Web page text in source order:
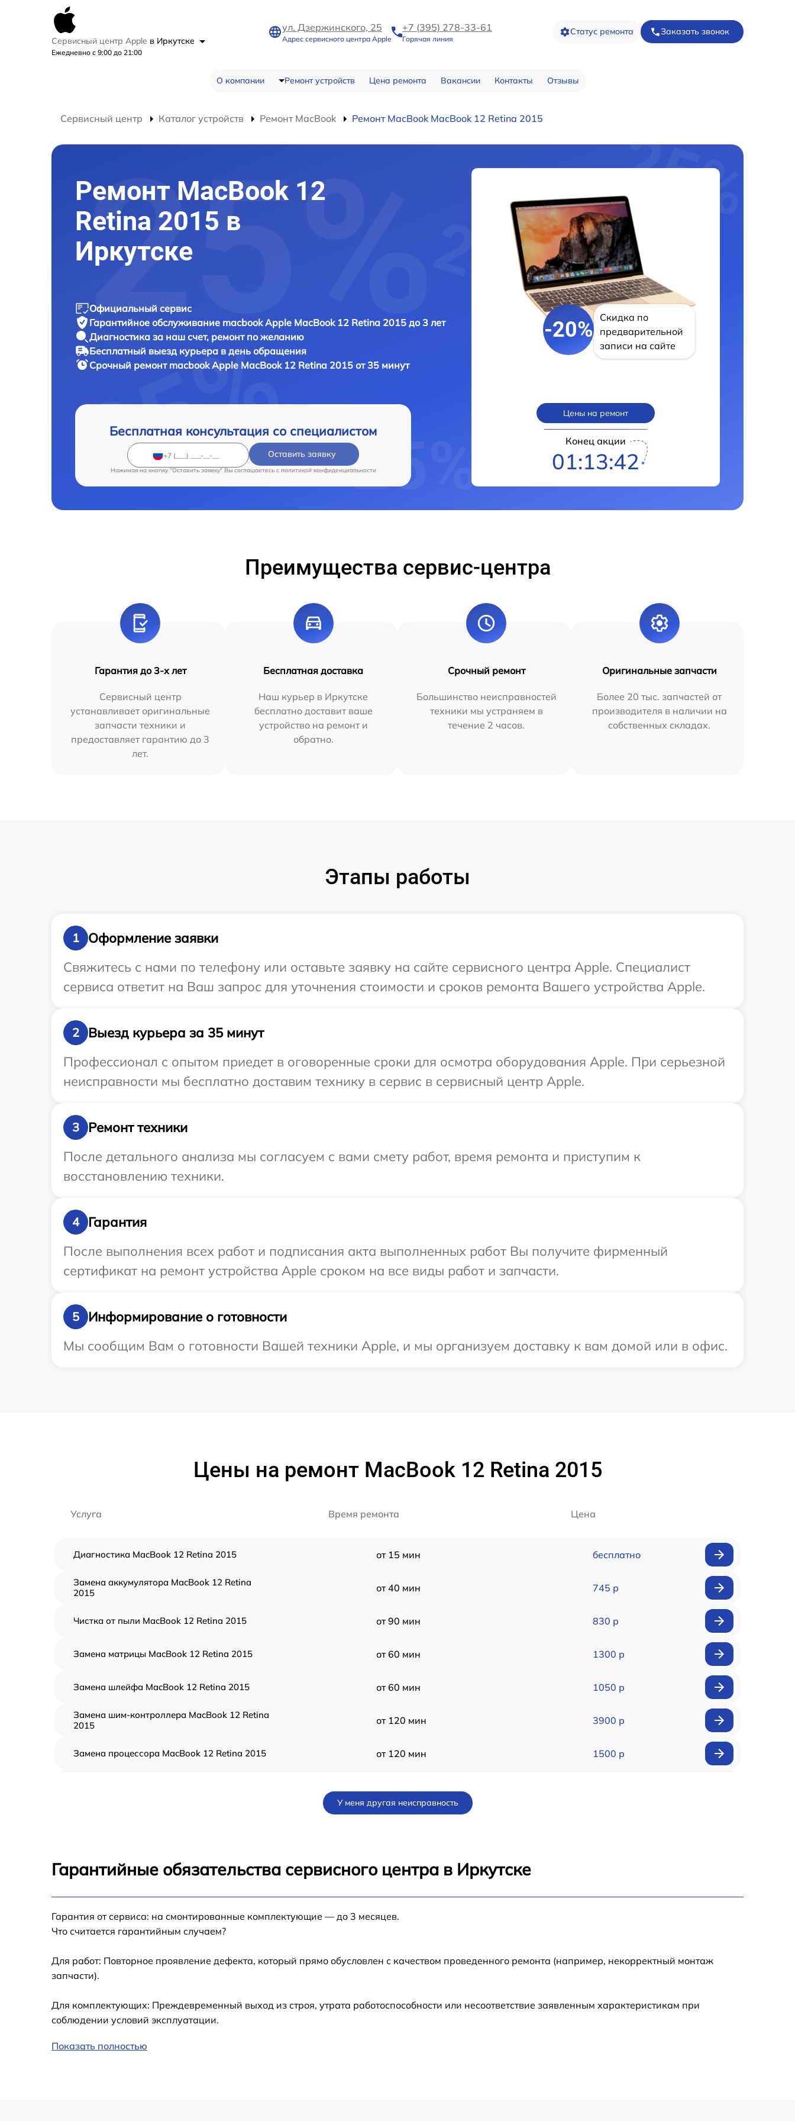
Сервисный центр Apple в Иркутске
Ежедневно с 9:00 до 21:00
ул. Дзержинского, 25
Адрес сервисного центра Apple
+7 (395) 278-33-61
Горячая линия
Статус ремонта Заказать звонок
О компании Ремонт устройств Цена ремонта Вакансии Контакты Отзывы
Сервисный центр Каталог устройств Ремонт MacBook Ремонт MacBook MacBook 12 Retina 2015
Ремонт MacBook 12
Retina 2015 в
Иркутске
Официальный сервис
Гарантийное обслуживание macbook Apple MacBook 12 Retina 2015 до 3 лет
Диагностика за наш счет, ремонт по желанию
Бесплатный выезд курьера в день обращения
Срочный ремонт macbook Apple MacBook 12 Retina 2015 от 35 минут
Бесплатная консультация со специалистом
Оставить заявку
Нажимая на кнопку "Оставить заявку" Вы соглашаетесь c политикой конфиденциальности
-20%
Скидка по
предварительной
записи на сайте
Цены на ремонт
Конец акции
01:13:41
Преимущества сервис-центра
Гарантия до 3-х лет
Сервисный центр
устанавливает оригинальные
запчасти техники и
предоставляет гарантию до 3
лет.
Бесплатная доставка
Наш курьер в Иркутске
бесплатно доставит ваше
устройство на ремонт и
обратно.
Срочный ремонт
Большинство неисправностей
техники мы устраняем в
течение 2 часов.
Оригинальные запчасти
Более 20 тыс. запчастей от
производителя в наличии на
собственных складах.
Этапы работы
1
Оформление заявки
Свяжитесь с нами по телефону или оставьте заявку на сайте сервисного центра Apple. Специалист
сервиса ответит на Ваш запрос для уточнения стоимости и сроков ремонта Вашего устройства Apple.
2
Выезд курьера за 35 минут
Профессионал с опытом приедет в оговоренные сроки для осмотра оборудования Apple. При серьезной
неисправности мы бесплатно доставим технику в сервис в сервисный центр Apple.
3
Ремонт техники
После детального анализа мы согласуем с вами смету работ, время ремонта и приступим к
восстановлению техники.
4
Гарантия
После выполнения всех работ и подписания акта выполненных работ Вы получите фирменный
сертификат на ремонт устройства Apple сроком на все виды работ и запчасти.
5
Информирование о готовности
Мы сообщим Вам о готовности Вашей техники Apple, и мы организуем доставку к вам домой или в офис.
Цены на ремонт MacBook 12 Retina 2015
Услуга Время ремонта Цена
Диагностика MacBook 12 Retina 2015 от 15 мин бесплатно
Замена аккумулятора MacBook 12 Retina
2015
от 40 мин 745 р
Чистка от пыли MacBook 12 Retina 2015 от 90 мин 830 р
Замена матрицы MacBook 12 Retina 2015 от 60 мин 1300 р
Замена шлейфа MacBook 12 Retina 2015 от 60 мин 1050 р
Замена шим-контроллера MacBook 12 Retina
2015
от 120 мин 3900 р
Замена процессора MacBook 12 Retina 2015 от 120 мин 1500 р
Ремонт цепи питания MacBook 12 Retina
от 60 мин
Retina 2015
Профилактическая чистка MacBook 12
Замена корпуса MacBook 12 Retina 2015
Замена системы охлаждения MacBook 12
У меня другая неисправность
Гарантийные обязательства сервисного центра в Иркутске
Гарантия от сервиса: на смонтированные комплектующие — до 3 месяцев.
Что считается гарантийным случаем?
Для работ: Повторное проявление дефекта, который прямо обусловлен с качеством проведенного ремонта (например, некорректный монтаж
запчасти).
Для комплектующих: Преждевременный выход из строя, утрата работоспособности или несоответствие заявленным характеристикам при
соблюдении условий эксплуатации.
Показать полностью